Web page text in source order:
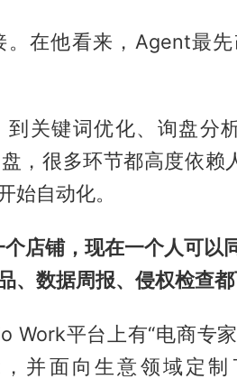
在他看来，Agent最
关键词优化、询盘分
，很多环节都高度依赖
始自动化。
店铺，现在一个人可以
、数据周报、侵权检查都
Work平台上有“电商专家
并面向生意领域定制